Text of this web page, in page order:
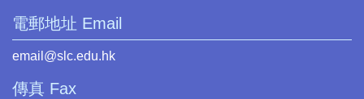
電郵地址 Email
email@slc.edu.hk
傳真 Fax